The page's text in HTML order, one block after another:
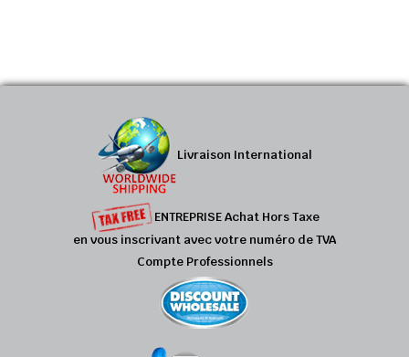
Livraison International
ENTREPRISE Achat Hors Taxe
en vous inscrivant avec votre numéro de TVA
Compte Professionnels